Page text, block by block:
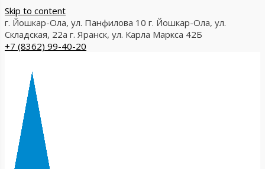
Skip to content
г. Йошкар-Ола, ул. Панфилова 10 г. Йошкар-Ола, ул.
Складская, 22а г. Яранск, ул. Карла Маркса 42Б
+7 (8362) 99-40-20